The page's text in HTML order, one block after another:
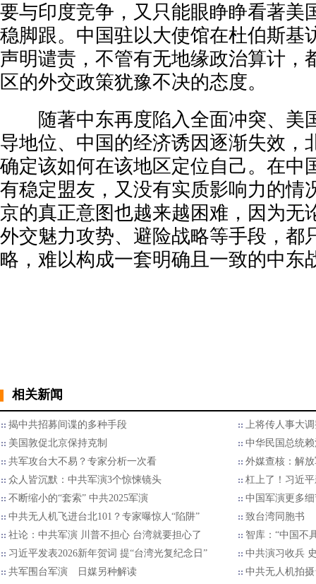
要与印度竞争，又只能眼睁睁看著美
稳脚跟。中国驻以大使馆在杜伯斯基
声明谴责，不管有无地缘政治算计，
区的外交政策犹豫不决的态度。
随著中东再度陷入全面冲突、美
导地位、中国的经济诱因逐渐失效，
确定该如何在该地区定位自己。在中
有稳定盟友，又没有实质影响力的情
京的真正意图也越来越困难，因为无
外交魅力攻势、避险战略等手段，都
略，难以构成一套明确且一致的中东
相关新闻
揭中共招募间谍的多种手段
上将传人事大
美国敦促北京保持克制
中华民国总统
​共军攻台大不易？专家分析一次看
外媒查核：解
众人皆沉默：中共军演3个惊悚镜头
杠上了！习近
不断缩小的“套索” 中共2025军演
中国军演更多
中共无人机飞进台北101？专家曝惊人“陷阱”
致台湾同胞书
社论：中共军演 川普不担心 台湾就要担心了
智库：“中国不
习近平发表2026新年贺词 提“台湾光复纪念日”
中共演习收兵
共军围台军演 日媒另种解读
中共无人机拍